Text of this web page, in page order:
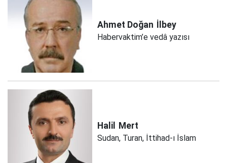
Ahmet Doğan İlbey
Habervaktim’e vedâ yazısı
Halil Mert
Sudan, Turan, İttihad-ı İslam